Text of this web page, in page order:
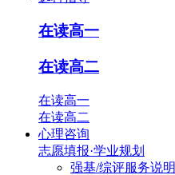
在读高一
在读高二
在读高一
在读高二
心理咨询
志愿填报·学业规划
强基/综评服务说明